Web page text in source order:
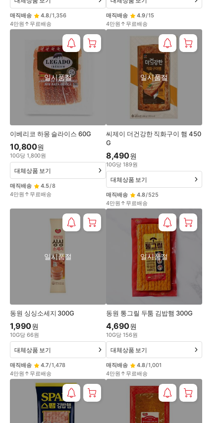
매직배송 4.8/1,356
4만원↑무료배송
매직배송 4.9/15
4만원↑무료배송
이베리코 하몽 슬라이스 60G
일시품절
10,800원
10G당 1,800원
매직배송 4.5/8
4만원↑무료배송
대체상품 보기
씨제이 더건강한 직화구이 햄 450
G
일시품절
8,490원
10G당 189원
매직배송 4.8/525
4만원↑무료배송
대체상품 보기
동원 싱싱소세지 300G
일시품절
1,990원
10G당 66원
매직배송 4.7/1,478
4만원↑무료배송
대체상품 보기
동원 통그릴 두툼 김밥햄 300G
일시품절
4,690원
10G당 156원
매직배송 4.8/1,001
4만원↑무료배송
대체상품 보기